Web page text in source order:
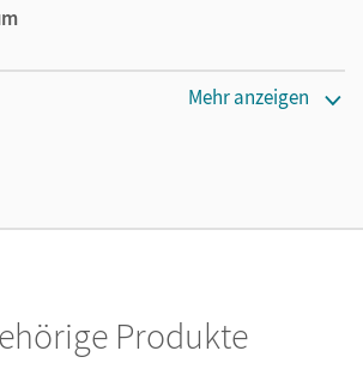
Mehr anzeigen
Produkte